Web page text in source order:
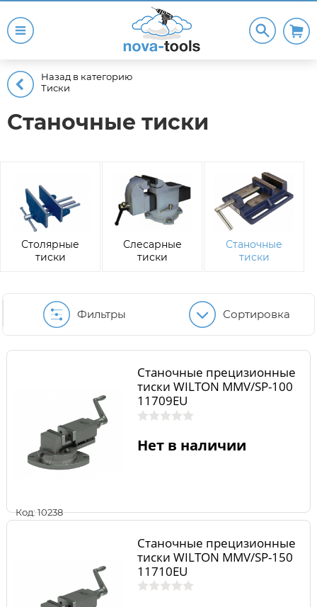
Назад в категорию
Тиски
Станочные тиски
Столярные
тиски
Слесарные
тиски
Станочные
тиски
Фильтры Сортировка
Код: 10238
Станочные прецизионные
тиски WILTON MMV/SP-100
11709EU
Нет в наличии
Станочные прецизионные
тиски WILTON MMV/SP-150
11710EU